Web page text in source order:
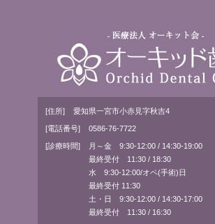
[住所] 愛知県一宮市小赤見字秋吉4
[電話番号] 0586-76-7722
[診療時間]
月～金 9:30-12:00 / 14:30-19:00
最終受付 11:30 / 18:30
水 9:30-12:00/オペ(手術)日
最終受付 11:30
土・日 9:30-12:00 / 14:30-17:00
最終受付 11:30 / 16:30